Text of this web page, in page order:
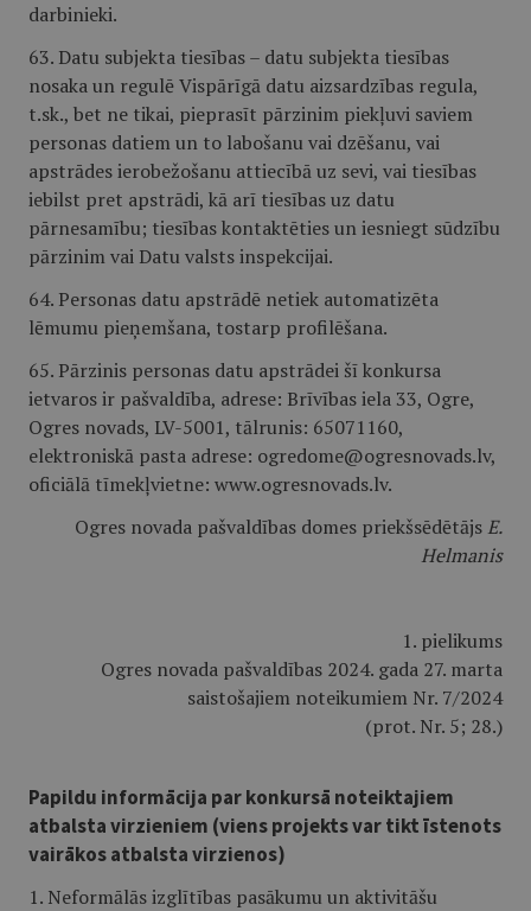
darbinieki.
63. Datu subjekta tiesības – datu subjekta tiesības
nosaka un regulē Vispārīgā datu aizsardzības regula,
t.sk., bet ne tikai, pieprasīt pārzinim piekļuvi saviem
personas datiem un to labošanu vai dzēšanu, vai
apstrādes ierobežošanu attiecībā uz sevi, vai tiesības
iebilst pret apstrādi, kā arī tiesības uz datu
pārnesamību; tiesības kontaktēties un iesniegt sūdzību
pārzinim vai Datu valsts inspekcijai.
64. Personas datu apstrādē netiek automatizēta
lēmumu pieņemšana, tostarp profilēšana.
65. Pārzinis personas datu apstrādei šī konkursa
ietvaros ir pašvaldība, adrese: Brīvības iela 33, Ogre,
Ogres novads, LV-5001, tālrunis: 65071160,
elektroniskā pasta adrese: ogredome@ogresnovads.lv,
oficiālā tīmekļvietne: www.ogresnovads.lv.
Ogres novada pašvaldības domes priekšsēdētājsE.
Helmanis
1. pielikums
Ogres novada pašvaldības 2024. gada 27. marta
saistošajiem noteikumiem Nr. 7/2024
(prot. Nr. 5; 28.)
Papildu informācija par konkursā noteiktajiem
atbalsta virzieniem (viens projekts var tikt īstenots
vairākos atbalsta virzienos)
1. Neformālās izglītības pasākumu un aktivitāšu